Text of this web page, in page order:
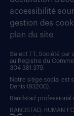
accessibilité
gestion des
plan du site
Select TT, Société
au Registre du
304 381 379.
Notre siège social est
Denis (93200).
Randstad
RANDSTAD, HUMAN